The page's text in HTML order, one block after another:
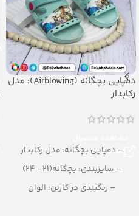
دمپایی بچگانه (Airblowing): مدل
رکابدار
– دمپایی بچگانه: مدل رکابدار
– سایزبندی: بچگانه(21– 24)
– رنگبندی در کارتن: الوان